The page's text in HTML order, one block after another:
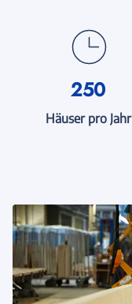
250
Häuser pro Jahr